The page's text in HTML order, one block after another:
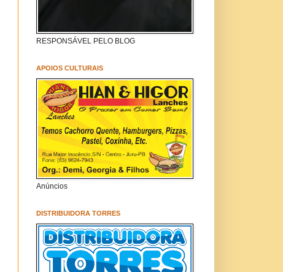
RESPONSÁVEL PELO BLOG
APOIOS CULTURAIS
Anúncios
DISTRIBUIDORA TORRES